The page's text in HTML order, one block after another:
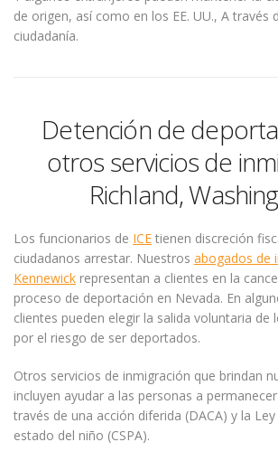
de origen, así como en los EE. UU., A través
ciudadanía.
Detención de
otros servicios de
Richland,
Los funcionarios de ICE tienen discreción
ciudadanos arrestar. Nuestros abogados de
Kennewick representan a clientes en la
proceso de deportación en Nevada. En
clientes pueden elegir la salida voluntaria de
por el riesgo de ser deportados.
Otros servicios de inmigración que brindan
incluyen ayudar a las personas a
través de una acción diferida (DACA) y la
estado del niño (CSPA).